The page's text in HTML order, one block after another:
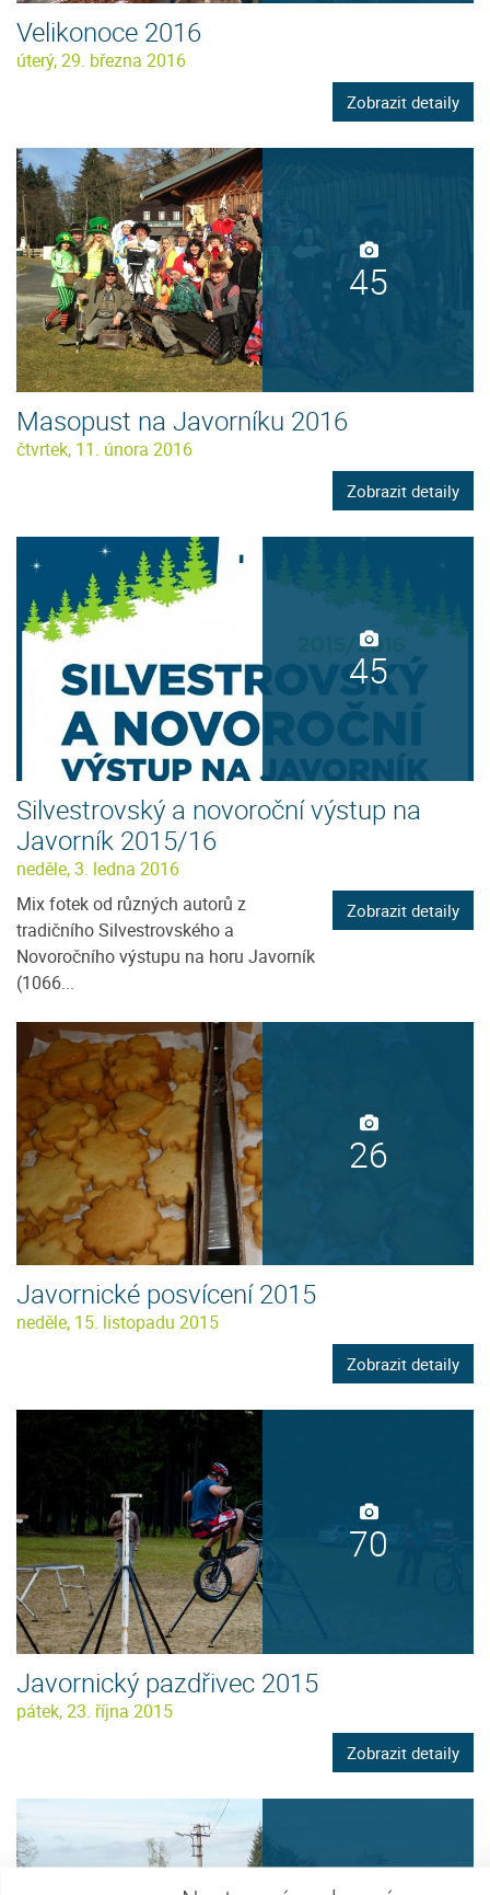
Velikonoce 2016
úterý, 29. března 2016
Zobrazit detaily
45
Masopust na Javorníku 2016
čtvrtek, 11. února 2016
Zobrazit detaily
45
Silvestrovský a novoroční výstup na
Javorník 2015/16
neděle, 3. ledna 2016
Mix fotek od různých autorů z
tradičního Silvestrovského a
Novoročního výstupu na horu Javorník
(1066...
Zobrazit detaily
26
Javornické posvícení 2015
neděle, 15. listopadu 2015
Zobrazit detaily
70
Javornický pazdřivec 2015
pátek, 23. října 2015
Zobrazit detaily